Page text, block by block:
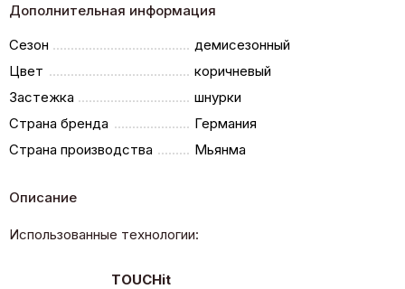
Дополнительная информация
Сезон
демисезонный
Цвет
коричневый
Застежка
шнурки
Страна бренда
Германия
Страна производства
Мьянма
Описание
Использованные технологии:
TOUCHit